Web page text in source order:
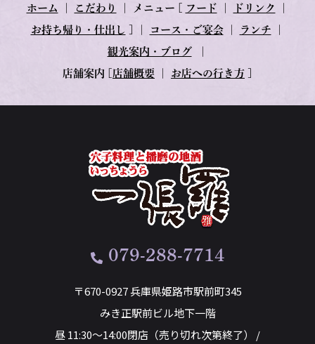
ホーム こだわり メニュー フード ドリンク
お持ち帰り・仕出し コース・ご宴会｜ ランチ
観光案内・ブログ｜
店舗案内 店舗概要 お店への行き方
079-288-7714
〒670-0927 兵庫県姫路市駅前町345
みき正駅前ビル地下一階
昼 11:30～14:00閉店（売り切れ次第終了） /